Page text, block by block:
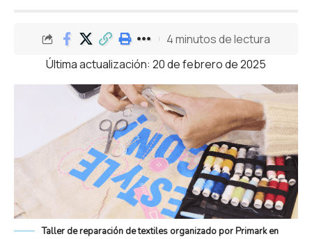
Última actualización: 20 de febrero de 2025
4 minutos de lectura
Taller de reparación de textiles organizado por Primark en